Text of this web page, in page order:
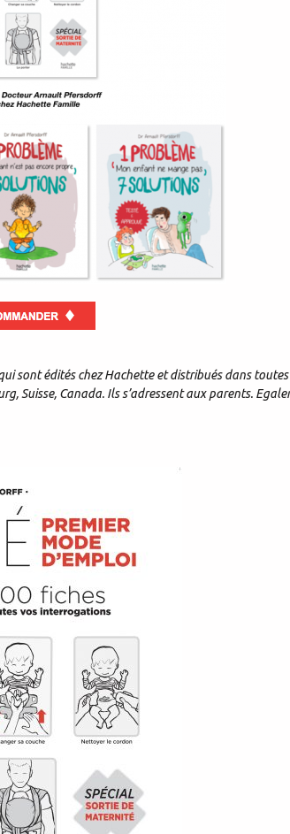
sont édités chez Hachette et distribués dans toutes
Suisse, Canada. Ils s’adressent aux parents.